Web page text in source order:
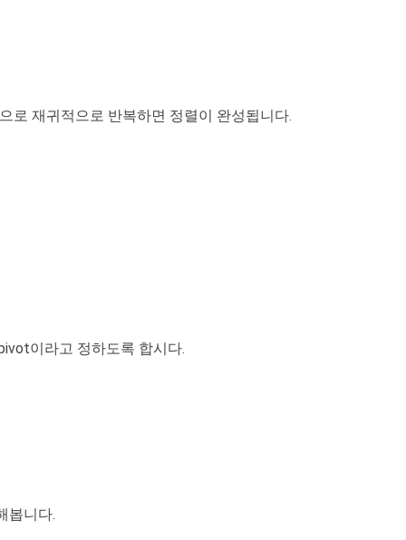
로 재귀적으로 반복하면 정렬이 완성됩니다.
이라고 정하도록 합시다.
봅니다.